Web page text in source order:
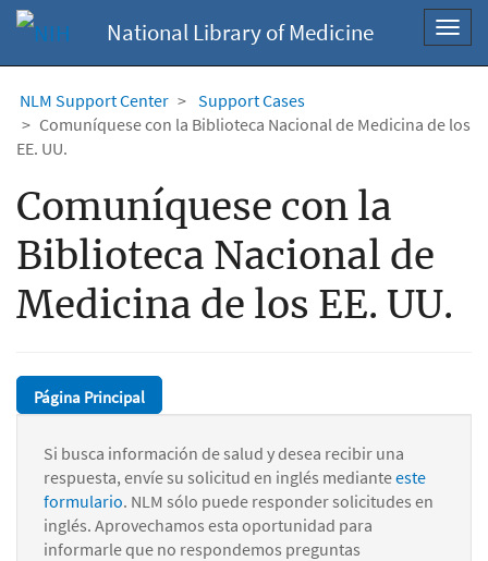
National Library of Medicine
NLM Support Center
Support Cases
Comuníquese con la Biblioteca Nacional de Medicina de los
EE. UU.
Comuníquese con la
Biblioteca Nacional de
Medicina de los EE. UU.
Página Principal
Si busca información de salud y desea recibir una
respuesta, envíe su solicitud en inglés medianteeste
formulario. NLM sólo puede responder solicitudes en
inglés. Aprovechamos esta oportunidad para
informarle que no respondemos preguntas